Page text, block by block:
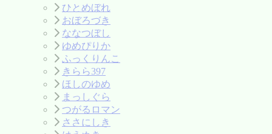
ひとめぼれ
おぼろづき
ななつぼし
ゆめぴりか
ふっくりんこ
きらら397
ほしのゆめ
まっしぐら
つがるロマン
ささにしき